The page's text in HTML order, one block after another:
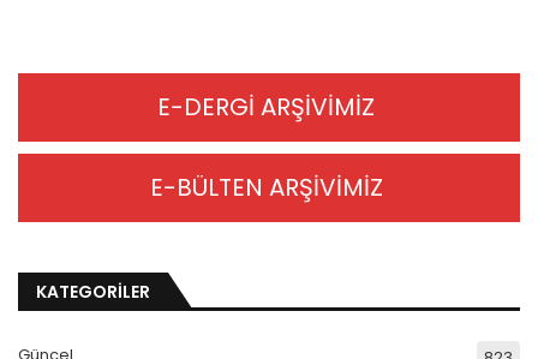
E-DERGİ ARŞİVİMİZ
E-BÜLTEN ARŞİVİMİZ
KATEGORİLER